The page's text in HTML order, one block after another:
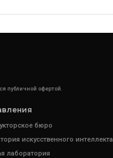
публичной офертой.
бюро
искусственного интеллекта
лаборатория